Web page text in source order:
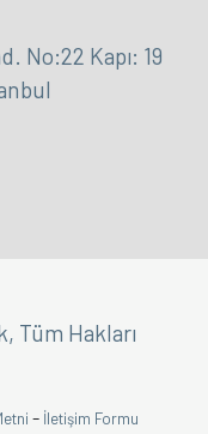
No:22 Kapı: 19
Tüm Hakları
- İletişim Formu